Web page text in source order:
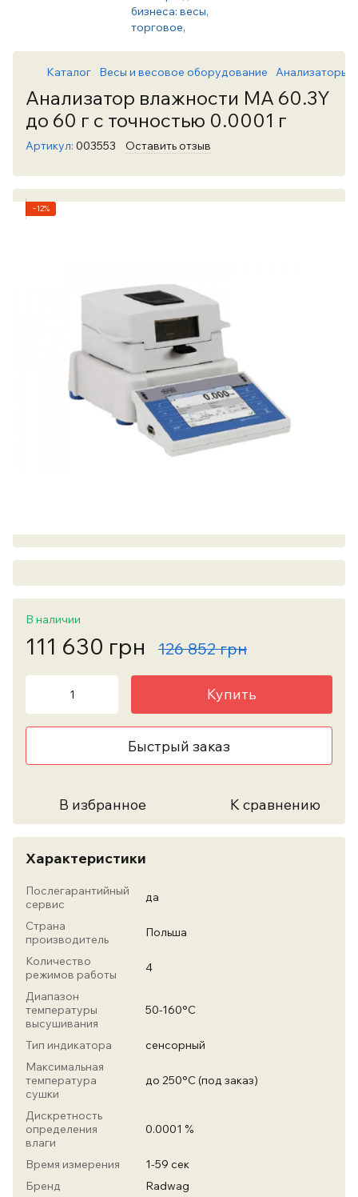
Каталог Весы и весовое оборудование Анализаторы
Анализатор влажности МА 60.3Y
до 60 г с точностью 0.0001 г
Артикул: 003553 Оставить отзыв
−12%
В наличии
111 630 грн 126 852 грн
Купить
Быстрый заказ
В избранное К сравнению
Характеристики
Послегарантийный
сервис
да
Страна
производитель
Польша
Количество
режимов работы
4
Диапазон
температуры
высушивания
50-160°С
Тип индикатора
сенсорный
Максимальная
температура
сушки
до 250°С (под заказ)
Дискретность
определения
влаги
0.0001 %
Время измерения
1-59 сек
Бренд
Radwag